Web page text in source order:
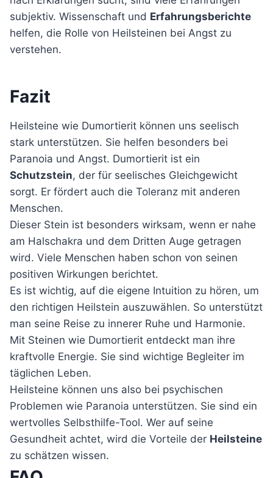
subjektiv. Wissenschaft und Erfahrungsberichte
helfen, die Rolle von Heilsteinen bei Angst zu
verstehen.
Fazit
Heilsteine wie Dumortierit können uns seelisch
stark unterstützen. Sie helfen besonders bei
Paranoia und Angst. Dumortierit ist ein
Schutzstein, der für seelisches Gleichgewicht
sorgt. Er fördert auch die Toleranz mit anderen
Menschen.
Dieser Stein ist besonders wirksam, wenn er nahe
am Halschakra und dem Dritten Auge getragen
wird. Viele Menschen haben schon von seinen
positiven Wirkungen berichtet.
Es ist wichtig, auf die eigene Intuition zu hören, um
den richtigen Heilstein auszuwählen. So unterstützt
man seine Reise zu innerer Ruhe und Harmonie.
Mit Steinen wie Dumortierit entdeckt man ihre
kraftvolle Energie. Sie sind wichtige Begleiter im
täglichen Leben.
Heilsteine können uns also bei psychischen
Problemen wie Paranoia unterstützen. Sie sind ein
wertvolles Selbsthilfe-Tool. Wer auf seine
Gesundheit achtet, wird die Vorteile der Heilsteine
zu schätzen wissen.